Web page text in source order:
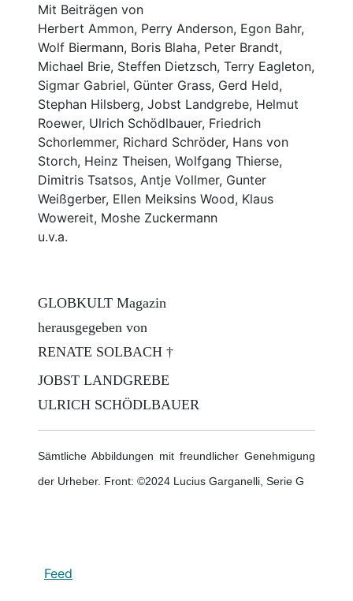
Mit Beiträgen von
Herbert Ammon, Perry Anderson, Egon Bahr,
Wolf Biermann, Boris Blaha, Peter Brandt,
Michael Brie, Steffen Dietzsch, Terry Eagleton,
Sigmar Gabriel, Günter Grass, Gerd Held,
Stephan Hilsberg, Jobst Landgrebe, Helmut
Roewer, Ulrich Schödlbauer, Friedrich
Schorlemmer, Richard Schröder, Hans von
Storch, Heinz Theisen, Wolfgang Thierse,
Dimitris Tsatsos, Antje Vollmer, Gunter
Weißgerber, Ellen Meiksins Wood, Klaus
Wowereit, Moshe Zuckermann
u.v.a.
GLOBKULT Magazin
herausgegeben von
RENATE SOLBACH †
JOBST LANDGREBE
ULRICH SCHÖDLBAUER
Sämtliche Abbildungen mit freundlicher Genehmigung
der Urheber. Front: ©2024 Lucius Garganelli, Serie G
Feed